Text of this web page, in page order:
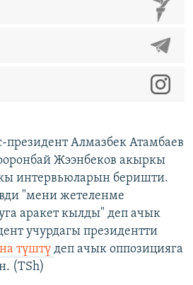
президент Алмазбек Атамбаев
Жээнбеков акыркы
интервьюларын беришти.
"мени жетеленме
аракет кылды" деп ачык
учурдагы президентти
түштү деп ачык оппозицияга
(TSh)